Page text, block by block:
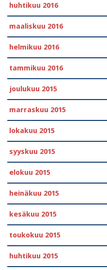
huhtikuu 2016
maaliskuu 2016
helmikuu 2016
tammikuu 2016
joulukuu 2015
marraskuu 2015
lokakuu 2015
syyskuu 2015
elokuu 2015
heinäkuu 2015
kesäkuu 2015
toukokuu 2015
huhtikuu 2015